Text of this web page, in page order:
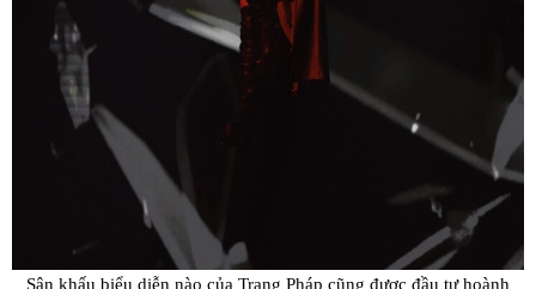
Sân khấu biểu diễn nào của Trang Pháp cũng được đầu tư hoành